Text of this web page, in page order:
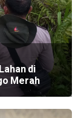
di
Merah